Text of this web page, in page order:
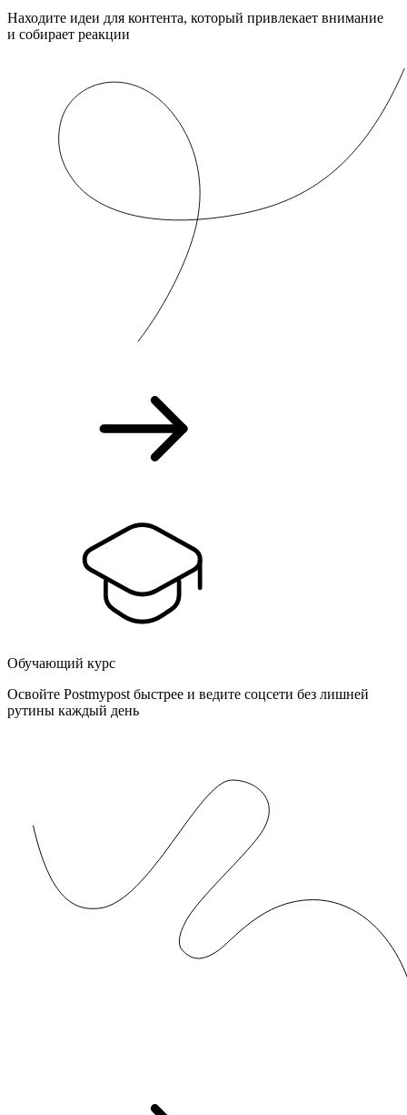
Находите идеи для контента, который привлекает внимание
и собирает реакции
Обучающий курс
Освойте Postmypost быстрее и ведите соцсети без лишней
рутины каждый день